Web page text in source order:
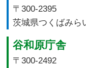
〒300-2395
茨城県つくばみら
谷和原庁舎
〒300-2492